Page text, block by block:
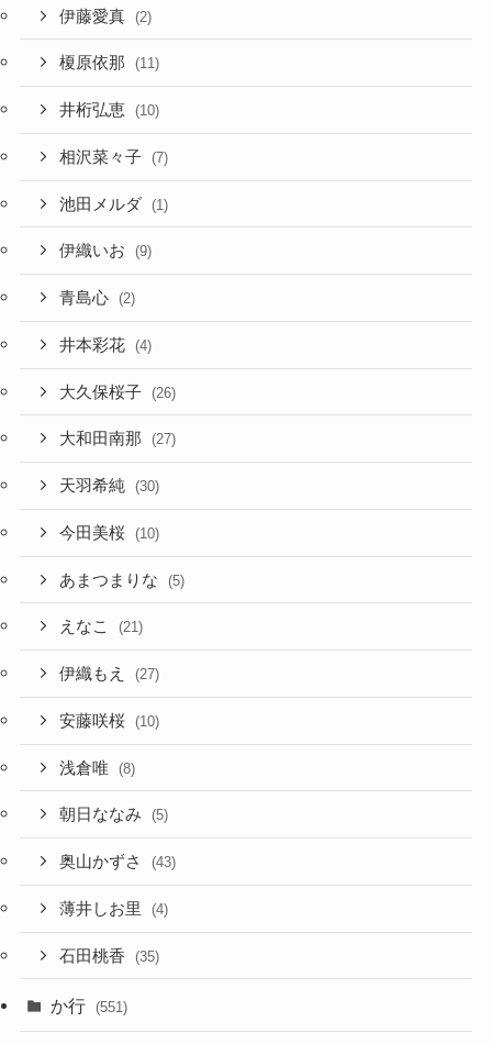
伊藤愛真 (2)
榎原依那 (11)
井桁弘恵 (10)
相沢菜々子 (7)
池田メルダ (1)
伊織いお (9)
青島心 (2)
井本彩花 (4)
大久保桜子 (26)
大和田南那 (27)
天羽希純 (30)
今田美桜 (10)
あまつまりな (5)
えなこ (21)
伊織もえ (27)
安藤咲桜 (10)
浅倉唯 (8)
朝日ななみ (5)
奥山かずさ (43)
薄井しお里 (4)
石田桃香 (35)
か行 (551)